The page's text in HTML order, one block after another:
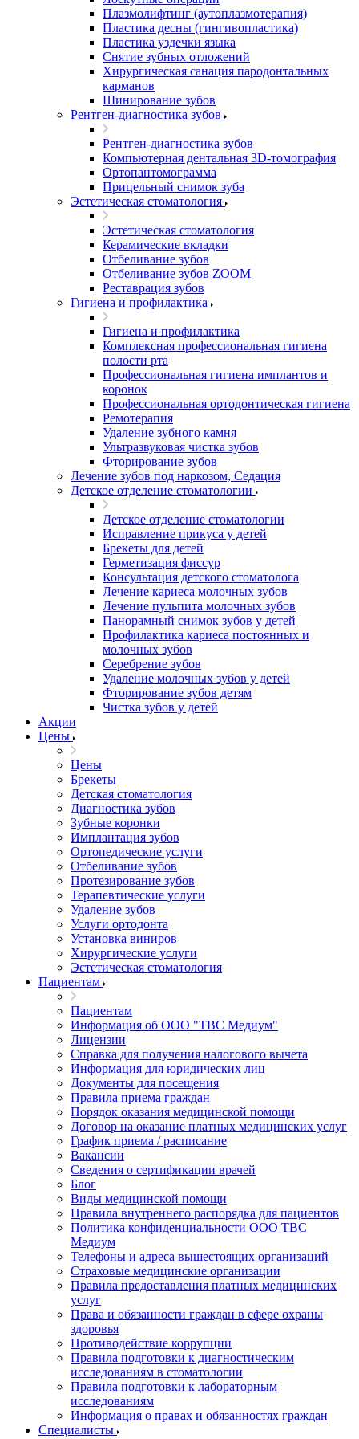
Плазмолифтинг (аутоплазмотерапия)
Пластика десны (гингивопластика)
Пластика уздечки языка
Снятие зубных отложений
Хирургическая санация пародонтальных
карманов
Шинирование зубов
Рентген-диагностика зубов
Рентген-диагностика зубов
Компьютерная дентальная 3D-томография
Ортопантомограмма
Прицельный снимок зуба
Эстетическая стоматология
Эстетическая стоматология
Керамические вкладки
Отбеливание зубов
Отбеливание зубов ZOOM
Реставрация зубов
Гигиена и профилактика
Гигиена и профилактика
Комплексная профессиональная гигиена
полости рта
Профессиональная гигиена имплантов и
коронок
Профессиональная ортодонтическая гигиена
Ремотерапия
Удаление зубного камня
Ультразвуковая чистка зубов
Фторирование зубов
Лечение зубов под наркозом, Седация
Детское отделение стоматологии
Детское отделение стоматологии
Исправление прикуса у детей
Брекеты для детей
Герметизация фиссур
Консультация детского стоматолога
Лечение кариеса молочных зубов
Лечение пульпита молочных зубов
Панорамный снимок зубов у детей
Профилактика кариеса постоянных и
молочных зубов
Серебрение зубов
Удаление молочных зубов у детей
Фторирование зубов детям
Чистка зубов у детей
Акции
Цены
Цены
Брекеты
Детская стоматология
Диагностика зубов
Зубные коронки
Имплантация зубов
Ортопедические услуги
Отбеливание зубов
Протезирование зубов
Терапевтические услуги
Удаление зубов
Услуги ортодонта
Установка виниров
Хирургические услуги
Эстетическая стоматология
Пациентам
Пациентам
Информация об ООО "ТВС Медиум"
Лицензии
Справка для получения налогового вычета
Информация для юридических лиц
Документы для посещения
Правила приема граждан
Порядок оказания медицинской помощи
Договор на оказание платных медицинских услуг
График приема / расписание
Вакансии
Сведения о сертификации врачей
Блог
Виды медицинской помощи
Правила внутреннего распорядка для пациентов
Политика конфиденциальности ООО ТВС
Медиум
Телефоны и адреса вышестоящих организаций
Страховые медицинские организации
Правила предоставления платных медицинских
услуг
Права и обязанности граждан в сфере охраны
здоровья
Противодействие коррупции
Правила подготовки к диагностическим
исследованиям в стоматологии
Правила подготовки к лабораторным
исследованиям
Информация о правах и обязанностях граждан
Специалисты